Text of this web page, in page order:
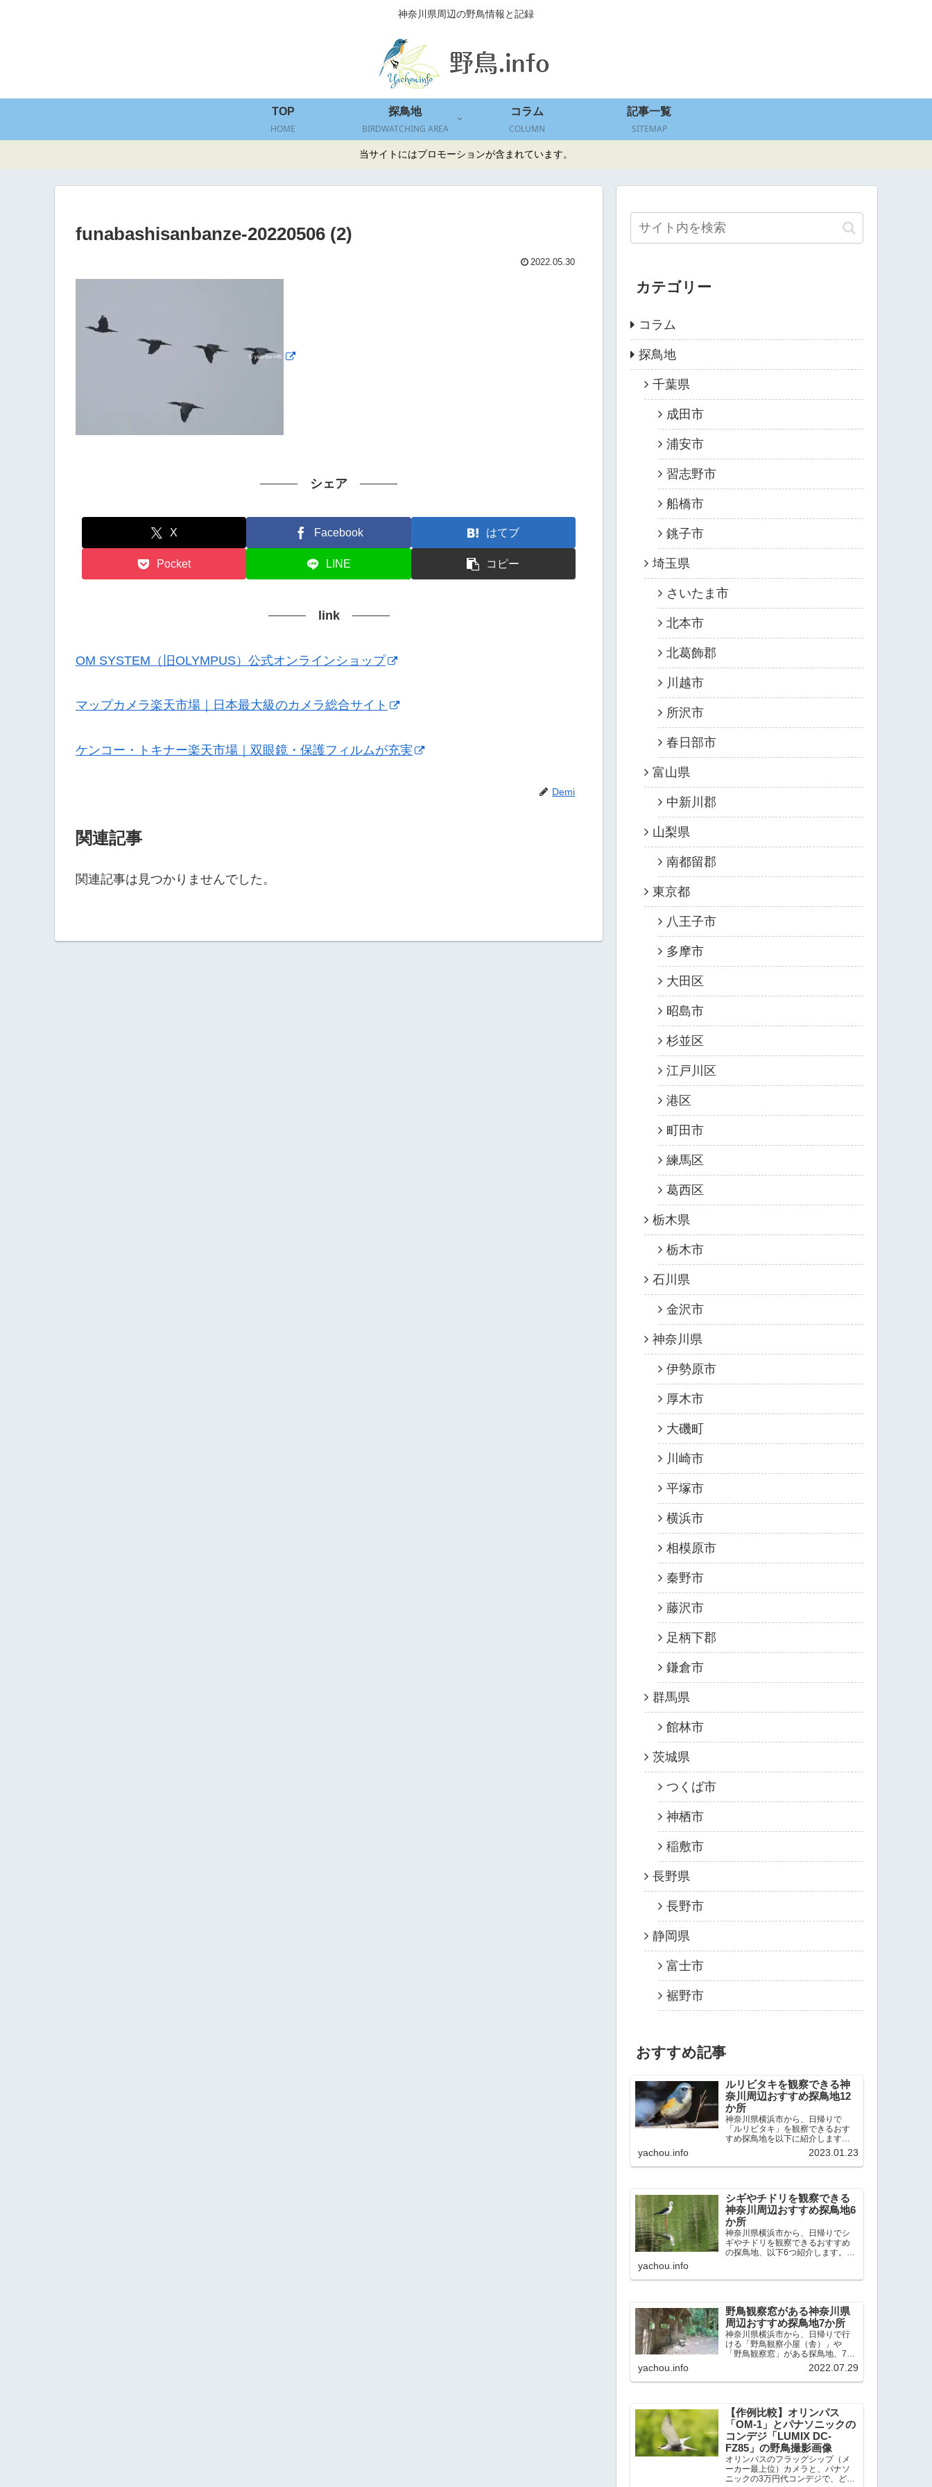
神奈川県周辺の野鳥情報と記録
TOP
HOME
探鳥地
BIRDWATCHING AREA
コラム
COLUMN
記事一覧
SITEMAP
当サイトにはプロモーションが含まれています。
funabashisanbanze-20220506 (2)
2022.05.30
シェア
X Facebook はてブ
Pocket LINE コピー
link
OM SYSTEM（旧OLYMPUS）公式オンラインショップ
マップカメラ楽天市場｜日本最大級のカメラ総合サイト
ケンコー・トキナー楽天市場｜双眼鏡・保護フィルムが充実
Demi
関連記事
関連記事は見つかりませんでした。
カテゴリー
コラム
探鳥地
千葉県
成田市
浦安市
習志野市
船橋市
銚子市
埼玉県
さいたま市
北本市
北葛飾郡
川越市
所沢市
春日部市
富山県
中新川郡
山梨県
南都留郡
東京都
八王子市
多摩市
大田区
昭島市
杉並区
江戸川区
港区
町田市
練馬区
葛西区
栃木県
栃木市
石川県
金沢市
神奈川県
伊勢原市
厚木市
大磯町
川崎市
平塚市
横浜市
相模原市
秦野市
藤沢市
足柄下郡
鎌倉市
群馬県
館林市
茨城県
つくば市
神栖市
稲敷市
長野県
長野市
静岡県
富士市
裾野市
おすすめ記事
ルリビタキを観察できる神
奈川周辺おすすめ探鳥地12
か所
神奈川県横浜市から、日帰りで
「ルリビタキ」を観察できるおす
すめ探鳥地を以下に紹介します。
これまで80か所近くの探鳥地を訪
れ、手応えを感じた場所です。以
下、★ が多いほど観察しやすく、
yachou.info 2023.01.23
シギやチドリを観察できる
神奈川周辺おすすめ探鳥地6
か所
神奈川県横浜市から、日帰りでシ
ギやチドリを観察できるおすすめ
の探鳥地、以下6つ紹介します。こ
感じた探鳥地です。ふなばし三番
yachou.info
野鳥観察窓がある神奈川県
周辺おすすめ探鳥地7か所
神奈川県横浜市から、日帰りで行
ける「野鳥観察小屋（舎）」や
「野鳥観察窓」がある探鳥地、7か
所を紹介します。どこもオススメ
の探鳥地です。実際に訪れてみる
と、野山にいる野鳥、海や湖にい
yachou.info 2022.07.29
【作例比較】オリンパス
「OM-1」とパナソニックの
コンデジ「LUMIX DC-
FZ85」の野鳥撮影画像
オリンパスのフラッグシップ（メ
ーカー最上位）カメラと、パナソ
ニックの3万円代コンデジで、どの